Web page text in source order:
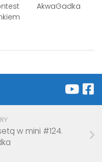
AkwaGadka
w mini #124.